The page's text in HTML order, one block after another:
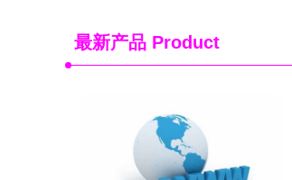
最新产品 Product